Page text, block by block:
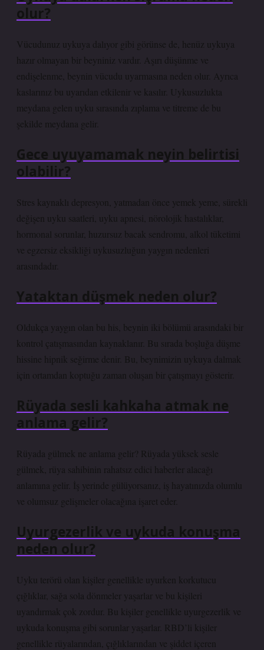
olur?
Vücudunuz uykuya dalıyor gibi görünse de, henüz uykuya
hazır olmayan bir beyniniz vardır. Aşırı düşünme ve
endişelenme, beynin vücudu uyarmasına neden olur. Ayrıca
kaslarınız bu uyarıdan etkilenir ve kasılır. Uykusuzlukta
meydana gelen uyku sırasında zıplama ve titreme de bu
şekilde meydana gelir.
Gece uyuyamamak neyin belirtisi
olabilir?
Stres kaynaklı depresyon, yatmadan önce yemek yeme, sürekli
değişen uyku saatleri, uyku apnesi, nörolojik hastalıklar,
hormonal sorunlar, huzursuz bacak sendromu, alkol tüketimi
ve egzersiz eksikliği uykusuzluğun yaygın nedenleri
arasındadır.
Yataktan düşmek neden olur?
Oldukça yaygın olan bu his, beynin iki bölümü arasındaki bir
kontrol çatışmasından kaynaklanır. Bu sırada boşluğa düşme
hissine hipnik seğirme denir. Bu, beynimizin uykuya dalmak
için ortamdan koptuğu zaman oluşan bir çatışmayı gösterir.
Rüyada sesli kahkaha atmak ne
anlama gelir?
Rüyada gülmek ne anlama gelir? Rüyada yüksek sesle
gülmek, rüya sahibinin rahatsız edici haberler alacağı
anlamına gelir. İş yerinde gülüyorsanız, iş hayatınızda olumlu
ve olumsuz gelişmeler olacağına işaret eder.
Uyurgezerlik ve uykuda konuşma
neden olur?
Uyku terörü olan kişiler genellikle uyurken korkutucu
çığlıklar, sağa sola dönmeler yaşarlar ve bu kişileri
uyandırmak çok zordur. Bu kişiler genellikle uyurgezerlik ve
uykuda konuşma gibi sorunlar yaşarlar. RBD’li kişiler
genellikle rüyalarından, çığlıklarından ve şiddet içeren